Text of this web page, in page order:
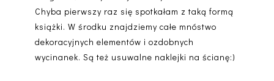
Chyba pierwszy raz się spotkałam z taką formą
książki. W środku znajdziemy całe mnóstwo
dekoracyjnych elementów i ozdobnych
wycinanek. Są też usuwalne naklejki na ścianę:)